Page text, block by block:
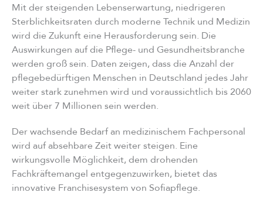
Mit der steigenden Lebenserwartung, niedrigeren
Sterblichkeitsraten durch moderne Technik und Medizin
wird die Zukunft eine Herausforderung sein. Die
Auswirkungen auf die Pflege- und Gesundheitsbranche
werden groß sein. Daten zeigen, dass die Anzahl der
pflegebedürftigen Menschen in Deutschland jedes Jahr
weiter stark zunehmen wird und voraussichtlich bis 2060
weit über 7 Millionen sein werden.
Der wachsende Bedarf an medizinischem Fachpersonal
wird auf absehbare Zeit weiter steigen. Eine
wirkungsvolle Möglichkeit, dem drohenden
Fachkräftemangel entgegenzuwirken, bietet das
innovative Franchisesystem von Sofiapflege.